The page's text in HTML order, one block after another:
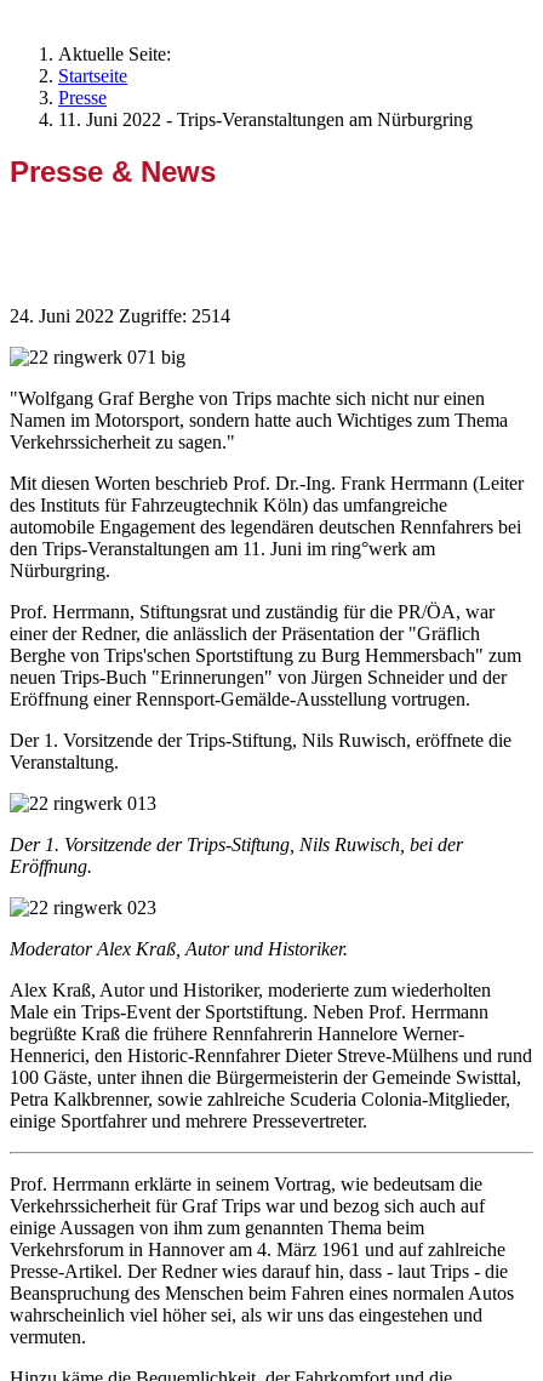
Aktuelle Seite:
Startseite
Presse
11. Juni 2022 - Trips-Veranstaltungen am Nürburgring
Presse & News
24. Juni 2022 Zugriffe: 2514
"Wolfgang Graf Berghe von Trips machte sich nicht nur einen
Namen im Motorsport, sondern hatte auch Wichtiges zum Thema
Verkehrssicherheit zu sagen."
Mit diesen Worten beschrieb Prof. Dr.-Ing. Frank Herrmann (Leiter
des Instituts für Fahrzeugtechnik Köln) das umfangreiche
automobile Engagement des legendären deutschen Rennfahrers bei
den Trips-Veranstaltungen am 11. Juni im ring°werk am
Nürburgring.
Prof. Herrmann, Stiftungsrat und zuständig für die PR/ÖA, war
einer der Redner, die anlässlich der Präsentation der "Gräflich
Berghe von Trips'schen Sportstiftung zu Burg Hemmersbach" zum
neuen Trips-Buch "Erinnerungen" von Jürgen Schneider und der
Eröffnung einer Rennsport-Gemälde-Ausstellung vortrugen.
Der 1. Vorsitzende der Trips-Stiftung, Nils Ruwisch, eröffnete die
Veranstaltung.
Der 1. Vorsitzende der Trips-Stiftung, Nils Ruwisch, bei der
Eröffnung.
Moderator Alex Kraß, Autor und Historiker.
Alex Kraß, Autor und Historiker, moderierte zum wiederholten
Male ein Trips-Event der Sportstiftung. Neben Prof. Herrmann
begrüßte Kraß die frühere Rennfahrerin Hannelore Werner-
Hennerici, den Historic-Rennfahrer Dieter Streve-Mülhens und rund
100 Gäste, unter ihnen die Bürgermeisterin der Gemeinde Swisttal,
Petra Kalkbrenner, sowie zahlreiche Scuderia Colonia-Mitglieder,
einige Sportfahrer und mehrere Pressevertreter.
Prof. Herrmann erklärte in seinem Vortrag, wie bedeutsam die
Verkehrssicherheit für Graf Trips war und bezog sich auch auf
einige Aussagen von ihm zum genannten Thema beim
Verkehrsforum in Hannover am 4. März 1961 und auf zahlreiche
Presse-Artikel. Der Redner wies darauf hin, dass - laut Trips - die
Beanspruchung des Menschen beim Fahren eines normalen Autos
wahrscheinlich viel höher sei, als wir uns das eingestehen und
vermuten.